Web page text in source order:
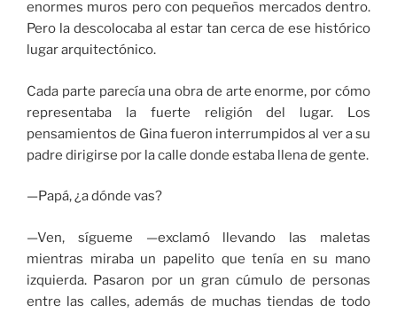
enormes muros pero con pequeños mercados dentro.
Pero la descolocaba al estar tan cerca de ese histórico
lugar arquitectónico.
Cada parte parecía una obra de arte enorme, por cómo
representaba la fuerte religión del lugar. Los
pensamientos de Gina fueron interrumpidos al ver a su
padre dirigirse por la calle donde estaba llena de gente.
—Papá, ¿a dónde vas?
—Ven, sígueme —exclamó llevando las maletas
mientras miraba un papelito que tenía en su mano
izquierda. Pasaron por un gran cúmulo de personas
entre las calles, además de muchas tiendas de todo